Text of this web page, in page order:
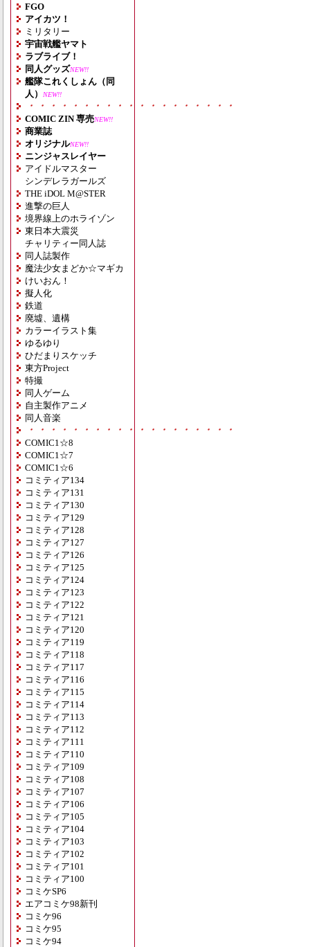
FGO
アイカツ！
ミリタリー
宇宙戦艦ヤマト
ラブライブ！
同人グッズNEW!!
艦隊これくしょん（同
人）
NEW!!
・・・・・・・・・・・・・・・・・・・
COMIC ZIN 専売NEW!!
商業誌
オリジナルNEW!!
ニンジャスレイヤー
アイドルマスター
シンデレラガールズ
THE iDOL M@STER
進撃の巨人
境界線上のホライゾン
東日本大震災
チャリティー同人誌
同人誌製作
魔法少女まどか☆マギカ
けいおん！
擬人化
鉄道
廃墟、遺構
カラーイラスト集
ゆるゆり
ひだまりスケッチ
東方Project
特撮
同人ゲーム
自主製作アニメ
同人音楽
・・・・・・・・・・・・・・・・・・・
COMIC1☆8
COMIC1☆7
COMIC1☆6
コミティア134
コミティア131
コミティア130
コミティア129
コミティア128
コミティア127
コミティア126
コミティア125
コミティア124
コミティア123
コミティア122
コミティア121
コミティア120
コミティア119
コミティア118
コミティア117
コミティア116
コミティア115
コミティア114
コミティア113
コミティア112
コミティア111
コミティア110
コミティア109
コミティア108
コミティア107
コミティア106
コミティア105
コミティア104
コミティア103
コミティア102
コミティア101
コミティア100
コミケSP6
エアコミケ98新刊
コミケ96
コミケ95
コミケ94